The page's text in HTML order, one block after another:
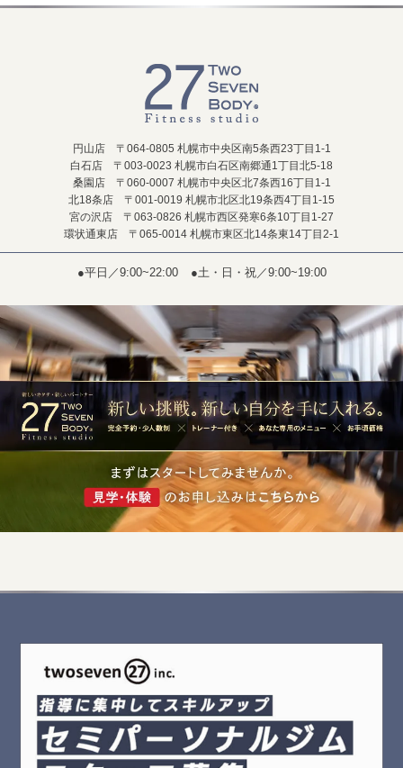
円山店 〒064-0805 札幌市中央区南5条西23丁目1-1
白石店 〒003-0023 札幌市白石区南郷通1丁目北5-18
桑園店 〒060-0007 札幌市中央区北7条西16丁目1-1
北18条店 〒001-0019 札幌市北区北19条西4丁目1-15
宮の沢店 〒063-0826 札幌市西区発寒6条10丁目1-27
環状通東店 〒065-0014 札幌市東区北14条東14丁目2-1
●平日／9:00~22:00 ●土・日・祝／9:00~19:00